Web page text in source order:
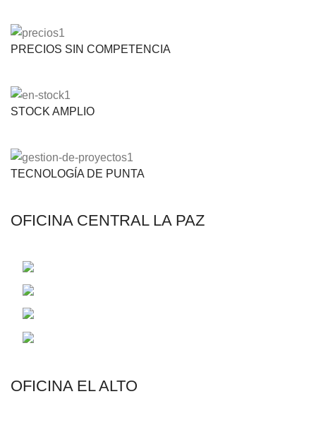
PRECIOS SIN COMPETENCIA
STOCK AMPLIO
TECNOLOGÍA DE PUNTA
OFICINA CENTRAL LA PAZ
OFICINA EL ALTO